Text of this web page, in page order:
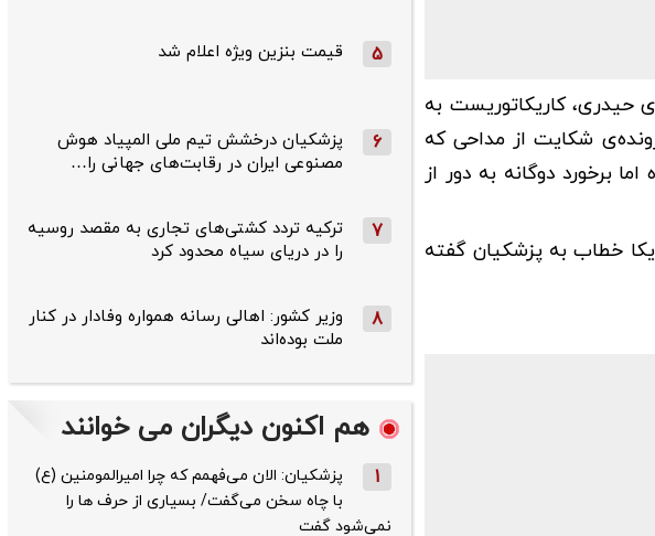
کاریکاتوریست به
شکایت از مداحی که
برخورد دوگانه به دور از
خطاب به پزشکیان گفته
5 قیمت بنزین ویژه اعلام شد
6
پزشکیان درخشش تیم ملی المپیاد هوش
مصنوعی ایران در رقابت‌های جهانی را…
7
ترکیه تردد کشتی‌های تجاری به مقصد روسیه
را در دریای سیاه محدود کرد
8
وزیر کشور: اهالی رسانه همواره وفادار در کنار
ملت بوده‌اند
هم اکنون دیگران می خوانند
1
پزشکیان: الان می‌فهمم که چرا امیرالمومنین (ع)
با چاه سخن می‌گفت/ بسیاری از حرف ها را
نمی‌شود گفت